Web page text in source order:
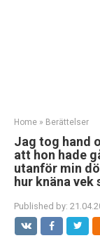
Home » Berättelser
Jag tog hand
att hon hade
utanför min
hur knäna vek
Published by: